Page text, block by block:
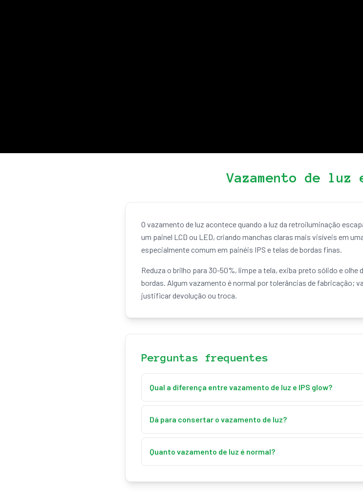
Vazamento de luz
O vazamento de luz acontece quando a luz da retroiluminação
um painel LCD ou LED, criando manchas claras mais visíveis em
especialmente comum em painéis IPS e telas de bordas finas.
Reduza o brilho para 30-50%, limpe a tela, exiba preto sólido e olhe
bordas. Algum vazamento é normal por tolerâncias de fabricação;
justificar devolução ou troca.
Perguntas frequentes
Qual a diferença entre vazamento de luz e IPS glow?
O vazamento de luz é luz irregular que escapa pelas bordas e
ângulo de visão que muda ao mover a cabeça.
Dá para consertar o vazamento de luz?
É difícil eliminar por completo, mas reduzir o brilho, usar luz de
efeito menos perceptível.
Quanto vazamento de luz é normal?
conteúdo escuro pode ser defeito e justificar troca.